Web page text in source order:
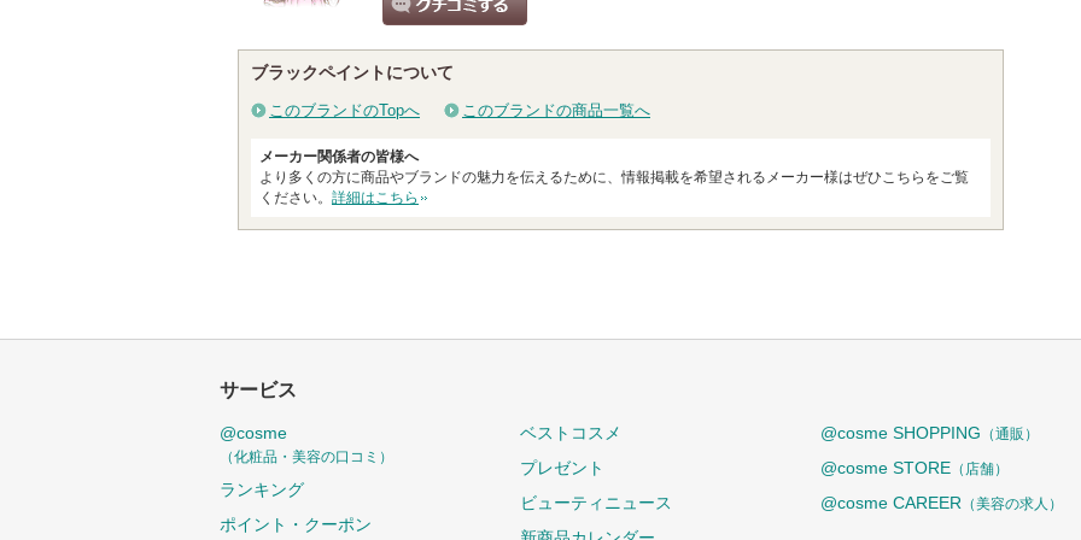
ブラックペイントについて
このブランドのTopへ このブランドの商品一覧へ
メーカー関係者の皆様へ
より多くの方に商品やブランドの魅力を伝えるために、情報掲載を希望されるメーカー様はぜひこちらをご覧
ください。 詳細はこちら
サービス
@cosme
（化粧品・美容の口コミ）
ランキング
ポイント・クーポン
ベストコスメ
プレゼント
ビューティニュース
@cosme SHOPPING （通販）
@cosme STORE （店舗）
@cosme CAREER （美容の求人）